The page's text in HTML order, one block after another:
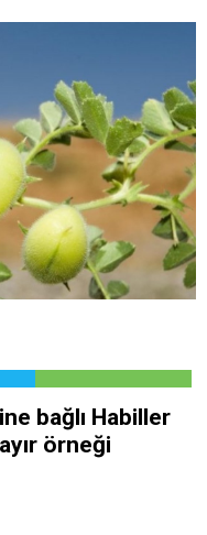
bağlı Habiller
örneği